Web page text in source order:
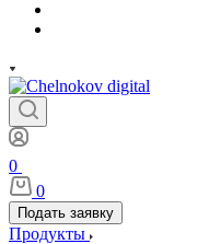
0
0
Подать заявку
Продукты